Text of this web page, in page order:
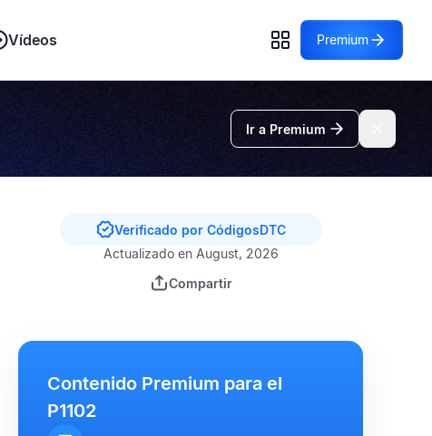
Vídeos Premium
Ir a Premium
Verificado por CódigosDTC
Actualizado en August, 2026
Compartir
Contenido Premium para el
P1102